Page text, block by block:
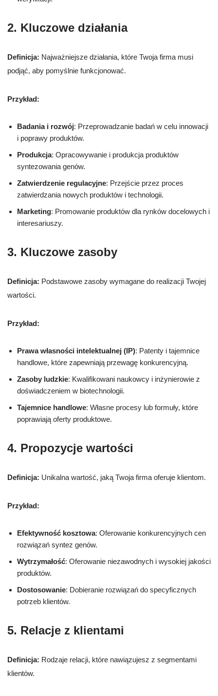
2. Kluczowe działania
Definicja: Najważniejsze działania, które Twoja firma musi
podjąć, aby pomyślnie funkcjonować.
Przykład:
Badania i rozwój: Przeprowadzanie badań w celu innowacji
i poprawy produktów.
Produkcja: Opracowywanie i produkcja produktów
syntezowania genów.
Zatwierdzenie regulacyjne: Przejście przez proces
zatwierdzania nowych produktów i technologii.
Marketing: Promowanie produktów dla rynków docelowych i
interesariuszy.
3. Kluczowe zasoby
Definicja: Podstawowe zasoby wymagane do realizacji Twojej
wartości.
Przykład:
Prawa własności intelektualnej (IP): Patenty i tajemnice
handlowe, które zapewniają przewagę konkurencyjną.
Zasoby ludzkie: Kwalifikowani naukowcy i inżynierowie z
doświadczeniem w biotechnologii.
Tajemnice handlowe: Własne procesy lub formuły, które
poprawiają oferty produktowe.
4. Propozycje wartości
Definicja: Unikalna wartość, jaką Twoja firma oferuje klientom.
Przykład:
Efektywność kosztowa: Oferowanie konkurencyjnych cen
rozwiązań syntez genów.
Wytrzymałość: Oferowanie niezawodnych i wysokiej jakości
produktów.
Dostosowanie: Dobieranie rozwiązań do specyficznych
potrzeb klientów.
5. Relacje z klientami
Definicja: Rodzaje relacji, które nawiązujesz z segmentami
klientów.